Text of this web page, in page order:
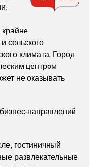
сельского
климата. Город
центром
не оказывать
направлений
гостиничный
развлекательные